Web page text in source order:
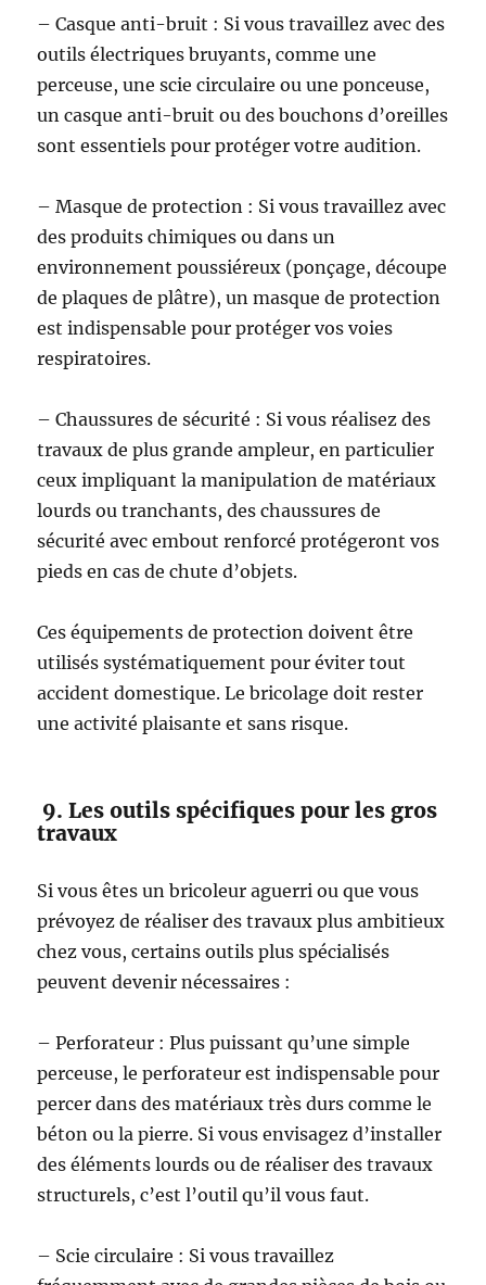
– Casque anti-bruit : Si vous travaillez avec des
outils électriques bruyants, comme une
perceuse, une scie circulaire ou une ponceuse,
un casque anti-bruit ou des bouchons d’oreilles
sont essentiels pour protéger votre audition.
– Masque de protection : Si vous travaillez avec
des produits chimiques ou dans un
environnement poussiéreux (ponçage, découpe
de plaques de plâtre), un masque de protection
est indispensable pour protéger vos voies
respiratoires.
– Chaussures de sécurité : Si vous réalisez des
travaux de plus grande ampleur, en particulier
ceux impliquant la manipulation de matériaux
lourds ou tranchants, des chaussures de
sécurité avec embout renforcé protégeront vos
pieds en cas de chute d’objets.
Ces équipements de protection doivent être
utilisés systématiquement pour éviter tout
accident domestique. Le bricolage doit rester
une activité plaisante et sans risque.
9. Les outils spécifiques pour les gros
travaux
Si vous êtes un bricoleur aguerri ou que vous
prévoyez de réaliser des travaux plus ambitieux
chez vous, certains outils plus spécialisés
peuvent devenir nécessaires :
– Perforateur : Plus puissant qu’une simple
perceuse, le perforateur est indispensable pour
percer dans des matériaux très durs comme le
béton ou la pierre. Si vous envisagez d’installer
des éléments lourds ou de réaliser des travaux
structurels, c’est l’outil qu’il vous faut.
– Scie circulaire : Si vous travaillez